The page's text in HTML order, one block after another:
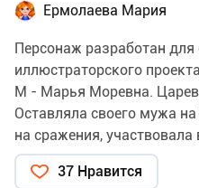
Ермолаева Мария
Персонаж разработан для
иллюстраторского
М - Марья Моревна.
Оставляла своего мужа
на сражения,
пленила своими
смекалкой Кощея
37 Нравится